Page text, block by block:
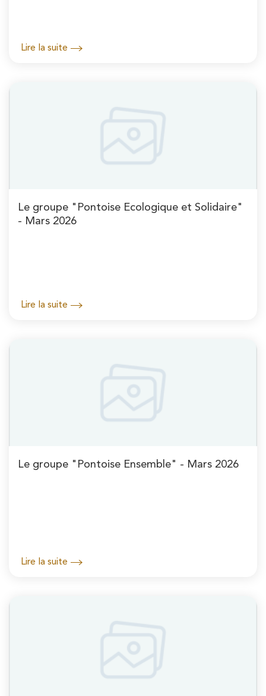
Lire la suite
Le groupe "Pontoise Ecologique et Solidaire"
- Mars 2026
Lire la suite
Le groupe "Pontoise Ensemble" - Mars 2026
Lire la suite